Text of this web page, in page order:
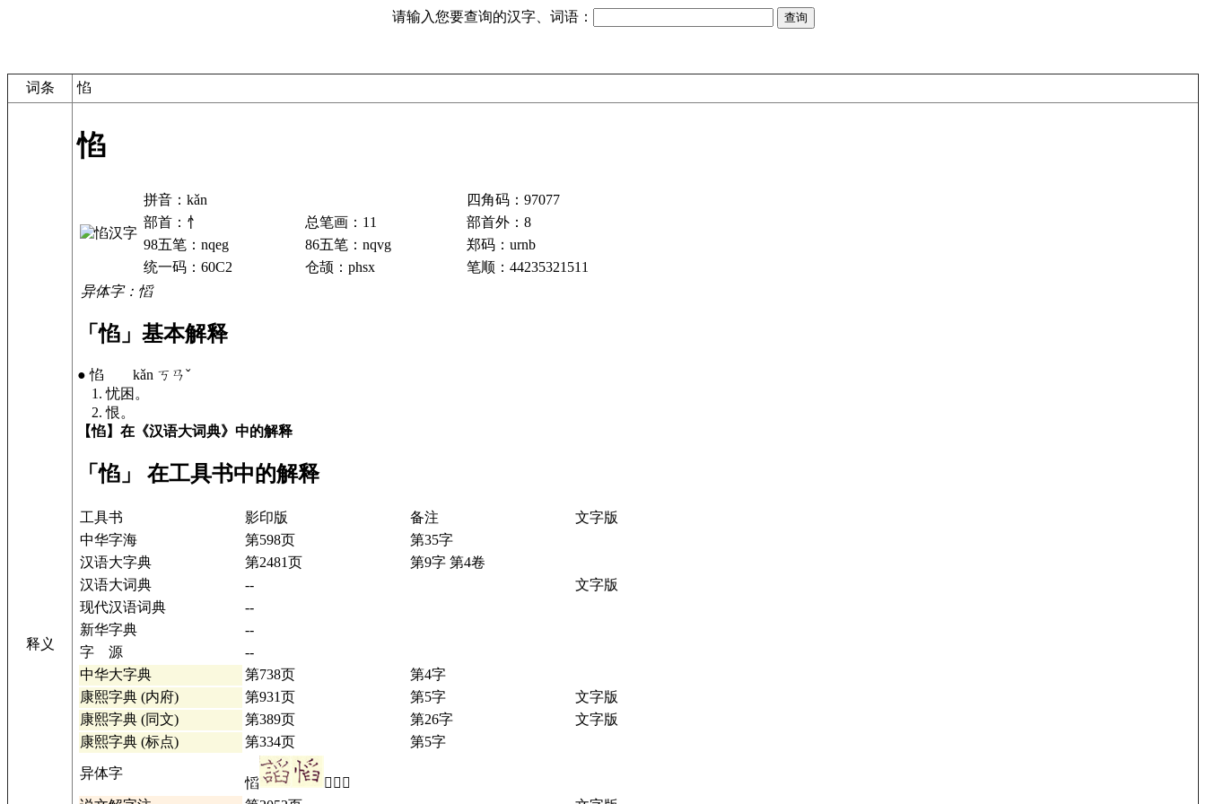
请输入您要查询的汉字、词语：
词条 惂
释义
惂
拼音：kǎn
四角码：97077
部首：忄
总笔画：11
部首外：8
98五笔：nqeg
86五笔：nqvg
郑码：urnb
统一码：60C2
仓颉：phsx
笔顺：44235321511
异体字：慆
「惂」基本解释
● 惂 kǎn ㄎㄢˇ
1. 忧困。
2. 恨。
【惂】在《汉语大词典》中的解释
「惂」 在工具书中的解释
工具书 影印版 备注
文字版
中华字海
第598页
第35字
汉语大字典
第2481页
第9字 第4卷
汉语大词典
--
文字版
现代汉语词典
--
新华字典
--
字 源
--
中华大字典
第738页
第4字
康熙字典 (内府)
第931页 第5字
文字版
康熙字典 (同文)
第389页 第26字
文字版
康熙字典 (标点)
第334页 第5字
异体字
慆
𫺼详情